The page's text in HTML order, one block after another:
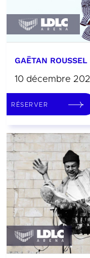
GAËTAN ROUSSEL
10 décembre
RÉSERVER